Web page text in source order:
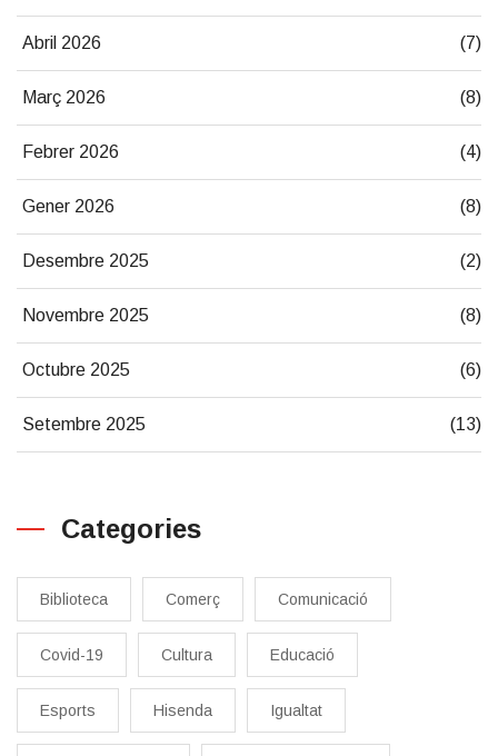
Abril 2026 (7)
Març 2026 (8)
Febrer 2026 (4)
Gener 2026 (8)
Desembre 2025 (2)
Novembre 2025 (8)
Octubre 2025 (6)
Setembre 2025 (13)
Categories
Biblioteca Comerç Comunicació
Covid-19 Cultura Educació
Esports Hisenda Igualtat